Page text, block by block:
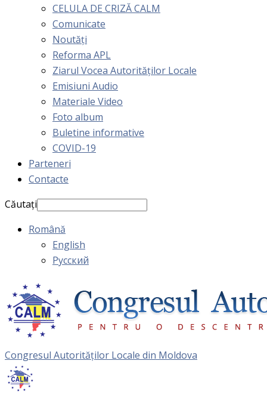
CELULA DE CRIZĂ CALM
Comunicate
Noutăți
Reforma APL
Ziarul Vocea Autorităților Locale
Emisiuni Audio
Materiale Video
Foto album
Buletine informative
COVID-19
Parteneri
Contacte
Căutați
Română
English
Русский
Congresul Autorităţilor Locale din Moldova